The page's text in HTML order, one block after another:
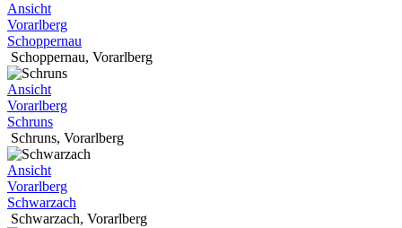
Ansicht
Vorarlberg
Schoppernau
Schoppernau, Vorarlberg
Ansicht
Vorarlberg
Schruns
Schruns, Vorarlberg
Ansicht
Vorarlberg
Schwarzach
Schwarzach, Vorarlberg